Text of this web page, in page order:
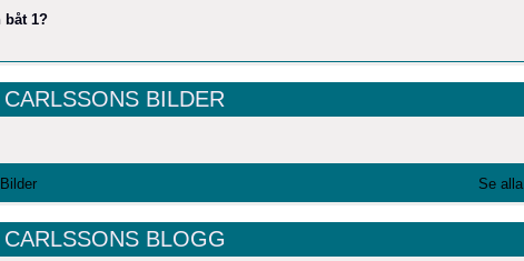
båt 1?
BILDER
Se alla
BLOGG